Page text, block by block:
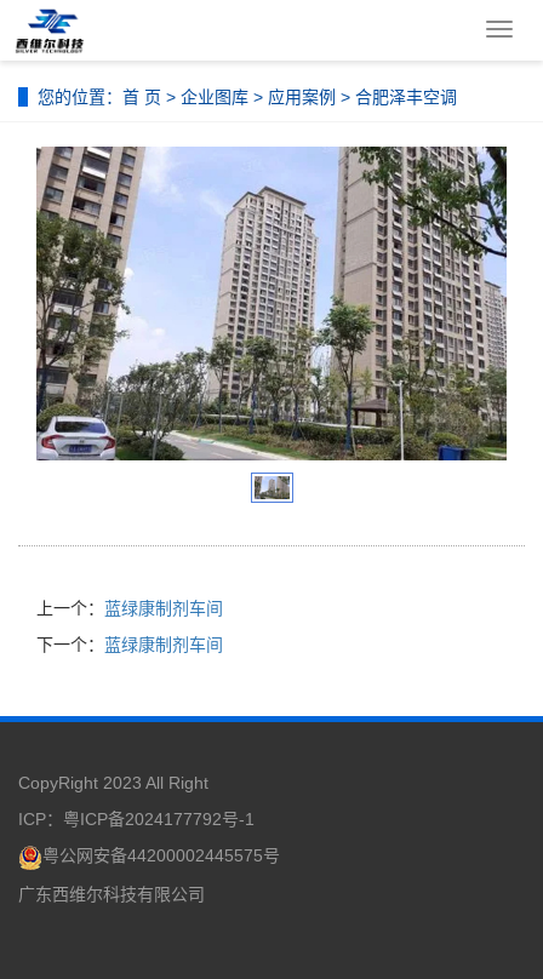
导
您的位置： 首 页 > 企业图库 > 应用案例 > 合肥泽丰空调
上一个： 蓝绿康制剂车间
下一个： 蓝绿康制剂车间
CopyRight 2023 All Right
ICP： 粤ICP备2024177792号-1
粤公网安备44200002445575号
广东西维尔科技有限公司